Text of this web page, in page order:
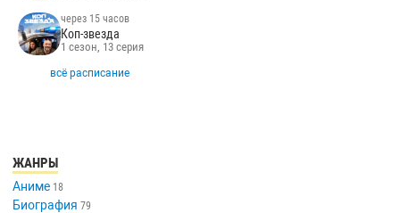
через 15 часов
Коп-звезда
1 сезон, 13 серия
всё расписание
ЖАНРЫ
Аниме 18
Биография 79